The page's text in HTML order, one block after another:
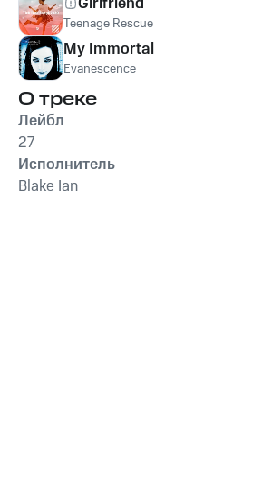
Teenage Rescue
My Immortal
Evanescence
О треке
Лейбл
27
Исполнитель
Blake Ian